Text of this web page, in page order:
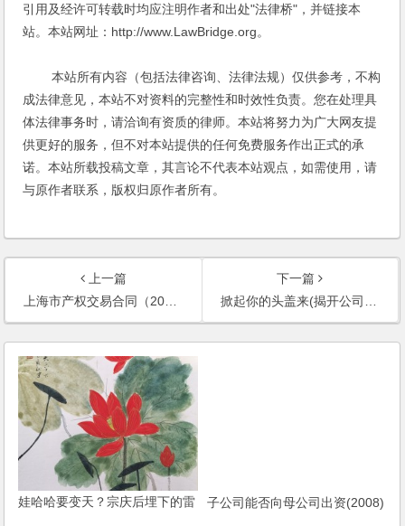
引用及经许可转载时均应注明作者和出处"法律桥"，并链接本
站。本站网址：http://www.LawBridge.org。
本站所有内容（包括法律咨询、法律法规）仅供参考，不构
成法律意见，本站不对资料的完整性和时效性负责。您在处理具
体法律事务时，请洽询有资质的律师。本站将努力为广大网友提
供更好的服务，但不对本站提供的任何免费服务作出正式的承
诺。本站所载投稿文章，其言论不代表本站观点，如需使用，请
与原作者联系，版权归原作者所有。
上一篇
上海市产权交易合同（2011版）
下一篇
掀起你的头盖来(揭开公司的面纱)(2006)
娃哈哈要变天？宗庆后埋下的雷 子公司能否向母公司出资(2008)